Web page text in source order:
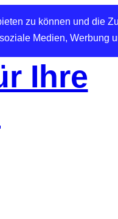
zu können und die
Medien, Werbung
Ihre